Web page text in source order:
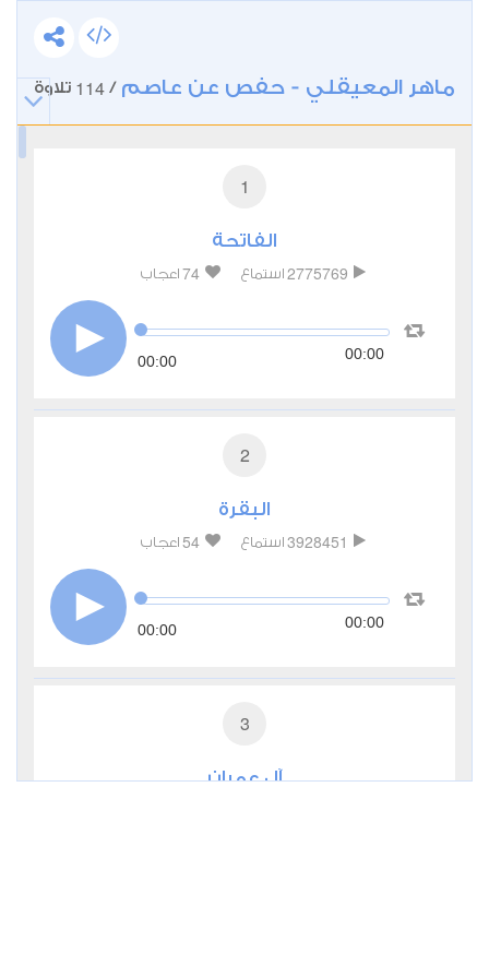
ماهر المعيقلي - حفص عن عاصم /
114 تلاوة
1
الفاتحة
2775769 استماع 74 اعجاب
00:00 00:00
2
البقرة
3928451 استماع 54 اعجاب
00:00 00:00
3
آل عمران